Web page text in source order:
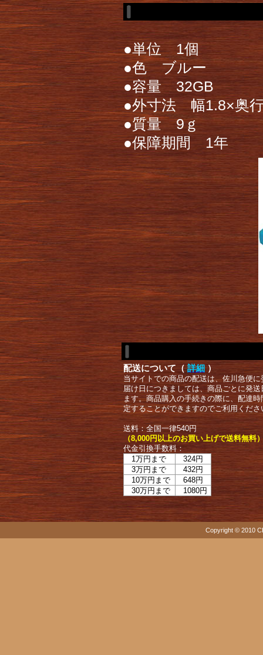
●単位 1個
●色 ブルー
●容量 32GB
●外寸法 幅1.8×奥
●質量 9ｇ
●保障期間 1年
配送について（ 詳細 ）
当サイトでの商品の配送は、佐川急便
届け日につきましては、商品ごとに発
ます。商品購入の手続きの際に、配達
定することができますのでご利用くださ
送料：全国一律540円
（8,000円以上のお買い上げで送料無料
代金引換手数料：
1万円まで
324円
3万円まで
432円
10万円まで
648円
30万円まで
1080円
Copyright © 2010